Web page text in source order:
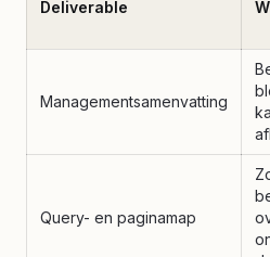
Deliverable
Managementsamenvatting
Query- en paginamap